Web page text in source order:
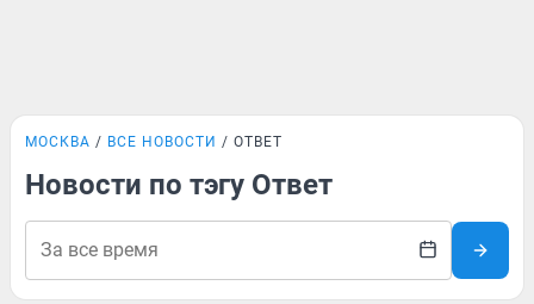
МОСКВА ВСЕ НОВОСТИ ОТВЕТ
Новости по тэгу Ответ